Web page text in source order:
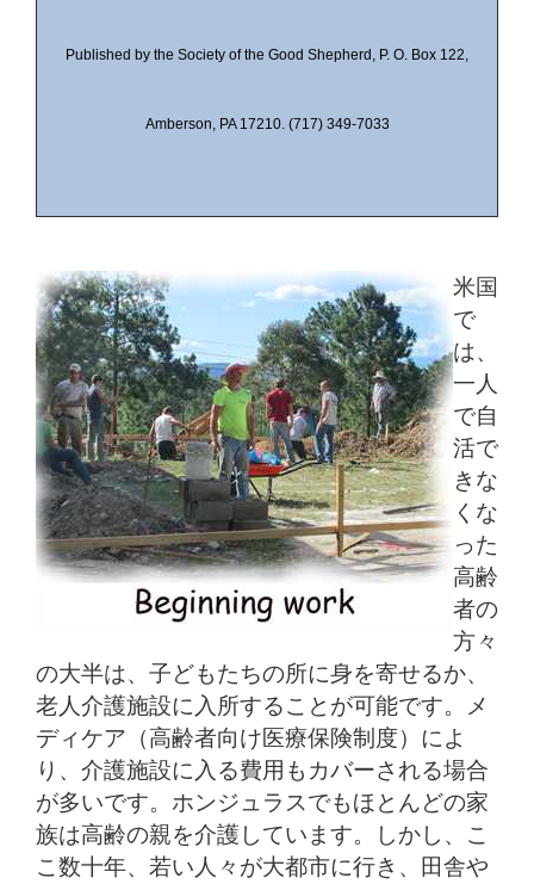
Published by the Society of the Good Shepherd, P. O. Box 122,
Amberson, PA 17210. (717) 349-7033
米国
で
は、
一人
で自
活で
きな
くな
った
高齢
者の
方々
の大半は、子どもたちの所に身を寄せるか、
老人介護施設に入所することが可能です。メ
ディケア（高齢者向け医療保険制度）によ
り、介護施設に入る費用もカバーされる場合
が多いです。ホンジュラスでもほとんどの家
族は高齢の親を介護しています。しかし、こ
こ数十年、若い人々が大都市に行き、田舎や